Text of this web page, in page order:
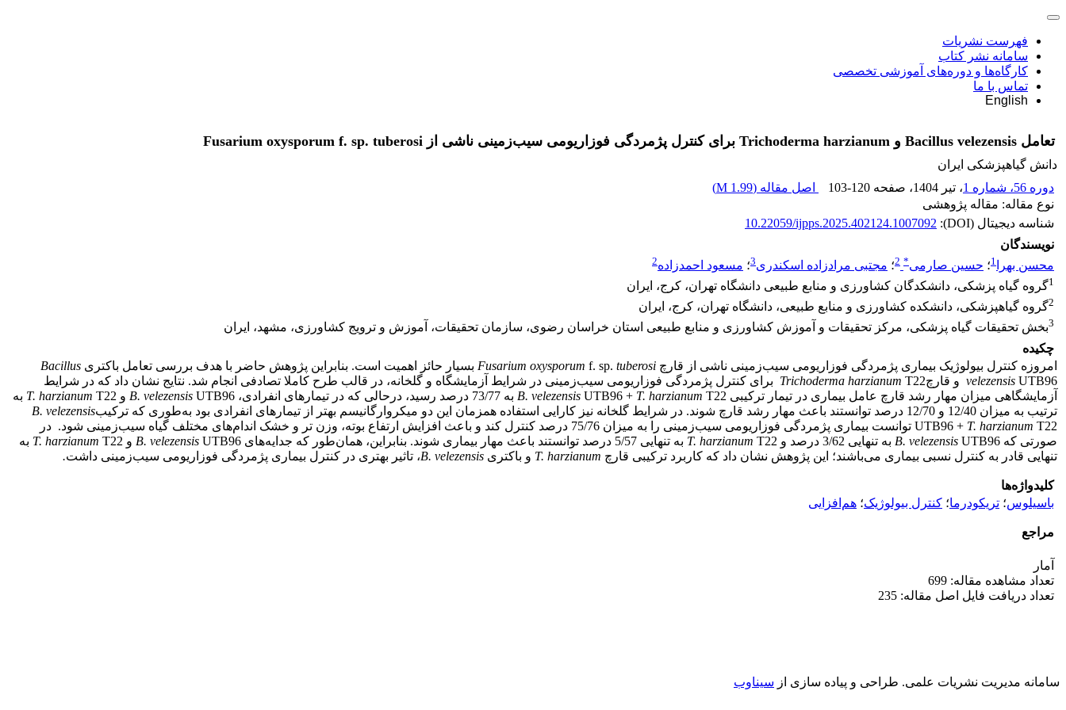
فهرست نشریات
سامانه نشر کتاب
کارگاه‌ها و دوره‌های آموزشی تخصصی
تماس با ما
English
تعامل Bacillus velezensis و Trichoderma harzianum برای کنترل پژمردگی فوزاریومی سیب‌زمینی ناشی از Fusarium oxysporum f. sp. tuberosi
دانش گیاهپزشکی ایران
دوره 56، شماره 1
، تیر 1404 ، صفحه 103-120 اصل مقاله (1.99 M
)
نوع مقاله: مقاله پژوهشی
شناسه دیجیتال (DOI):
10.22059/ijpps.2025.402124.1007092
نویسندگان
محسن بهرا
1؛ حسین صارمی*
2؛ مجتبی مرادزاده اسکندری3؛ مسعود احمدزاده2
1گروه گیاه پزشکی، دانشکدگان کشاورزی و منابع طبیعی دانشگاه تهران، کرج، ایران
2گروه گیاهپزشکی، دانشکده کشاورزی و منابع طبیعی، دانشگاه تهران، کرج، ایران
3بخش تحقیقات گیاه پزشکی، مرکز تحقیقات و آموزش کشاورزی و منابع طبیعی استان خراسان رضوی، سازمان تحقیقات، آموزش و ترویج کشاورزی، مشهد، ایران
چکیده
امروزه کنترل بیولوژیک بیماری پژمردگی فوزاریومی سیب‌زمینی ناشی از قارچ
Fusarium oxysporum f. sp. tuberosi بسیار حائز اهمیت است. بنابراین پژوهش حاضر با هدف بررسی تعامل باکتری Bacillus
velezensis UTB96 و قارچ Trichoderma harzianum T22 برای کنترل پژمردگی فوزاریومی سیب‌زمینی در شرایط آزمایشگاه و گلخانه، در قالب طرح کاملا تصادفی انجام شد. نتایج نشان داد که در شرایط
آزمایشگاهی میزان مهار رشد قارچ عامل بیماری در تیمار ترکیبی
B. velezensis UTB96 + T. harzianum T22 به 73/77 درصد رسید، درحالی که در تیمارهای انفرادی، B. velezensis UTB96 و T. harzianum T22 به
ترتیب به میزان 12/40 و 12/70 درصد توانستند باعث مهار رشد قارچ شوند. در شرایط گلخانه نیز کارایی استفاده همزمان این دو میکروارگانیسم بهتر از تیمارهای انفرادی بود به‌طوری که ترکیب
B. velezensis
UTB96 + T. harzianum
T22 توانست بیماری پژمردگی فوزاریومی سیب‌زمینی را به میزان 75/76 درصد کنترل کند و باعث افزایش ارتفاع بوته، وزن تر و خشک اندام‌های مختلف گیاه سیب‌زمینی شود. در
صورتی که
B. velezensis UTB96 به تنهایی 3/62 درصد و T. harzianum T22 به تنهایی 5/57 درصد توانستند باعث مهار بیماری شوند. بنابراین، همان‌طور که جدایه‌های B. velezensis UTB96 و T. harzianum T22 به
تنهایی قادر به کنترل نسبی بیماری می‌باشند؛ این پژوهش نشان داد که کاربرد ترکیبی قارچ T. harzianum و باکتری B. velezensis، تاثیر بهتری در کنترل بیماری پژمردگی فوزاریومی سیب‌زمینی داشت.
کلیدواژه‌ها
باسیلوس؛ تریکودرما؛ کنترل بیولوژیک؛ هم‌افزایی
مراجع
آمار
تعداد مشاهده مقاله: 699
تعداد دریافت فایل اصل مقاله: 235
سامانه مدیریت نشریات علمی. طراحی و پیاده سازی از سیناوب